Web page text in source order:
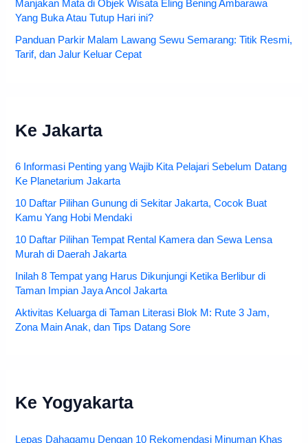
Manjakan Mata di Objek Wisata Eling Bening Ambarawa
Yang Buka Atau Tutup Hari ini?
Panduan Parkir Malam Lawang Sewu Semarang: Titik Resmi,
Tarif, dan Jalur Keluar Cepat
Ke Jakarta
6 Informasi Penting yang Wajib Kita Pelajari Sebelum Datang
Ke Planetarium Jakarta
10 Daftar Pilihan Gunung di Sekitar Jakarta, Cocok Buat
Kamu Yang Hobi Mendaki
10 Daftar Pilihan Tempat Rental Kamera dan Sewa Lensa
Murah di Daerah Jakarta
Inilah 8 Tempat yang Harus Dikunjungi Ketika Berlibur di
Taman Impian Jaya Ancol Jakarta
Aktivitas Keluarga di Taman Literasi Blok M: Rute 3 Jam,
Zona Main Anak, dan Tips Datang Sore
Ke Yogyakarta
Lepas Dahagamu Dengan 10 Rekomendasi Minuman Khas